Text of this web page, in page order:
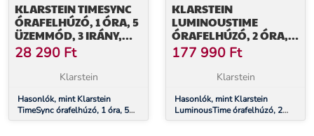
KLARSTEIN TIMESYNC
ÓRAFELHÚZÓ, 1 ÓRA, 5
ÜZEMMÓD, 3 IRÁNY,
VEGÁN, UNIVERZÁLIS
MÉRET, CSENDES
28 290 Ft
Klarstein
Hasonlók, mint Klarstein
TimeSync órafelhúzó, 1 óra, 5
üzemmód, 3 irány, vegán,
KLARSTEIN
LUMINOUSTIME
ÓRAFELHÚZÓ, 2 ÓRA,
SOK BEÁLLÍTÁS, LED,
10 DB
177 990 Ft
Klarstein
Hasonlók, mint Klarstein
LuminousTime órafelhúzó, 2
óra, sok beállítás, LED, 10 dB